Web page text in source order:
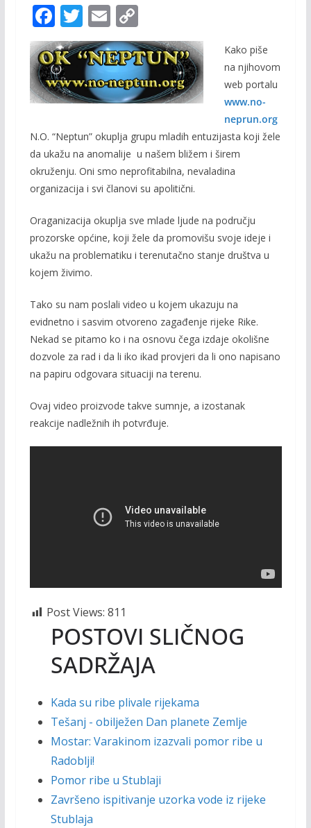
F
ac
e
b
o
o
k
T
w
itt
er
E
m
ai
l
C
o
p
y
Li
n
k
Kako piše
na njihovom
web portalu
www.no-
neprun.org
N.O. “Neptun” okuplja grupu mladih entuzijasta koji žele
da ukažu na anomalije u našem bližem i širem
okruženju. Oni smo neprofitabilna, nevaladina
organizacija i svi članovi su apolitični.
Oraganizacija okuplja sve mlade ljude na području
prozorske općine, koji žele da promovišu svoje ideje i
ukažu na problematiku i terenutačno stanje društva u
kojem živimo.
Tako su nam poslali video u kojem ukazuju na
evidnetno i sasvim otvoreno zagađenje rijeke Rike.
Nekad se pitamo ko i na osnovu čega izdaje okolišne
dozvole za rad i da li iko ikad provjeri da li ono napisano
na papiru odgovara situaciji na terenu.
Ovaj video proizvode takve sumnje, a izostanak
reakcije nadležnih ih potvrđuje.
Post Views: 811
POSTOVI SLIČNOG
SADRŽAJA
Kada su ribe plivale rijekama
Tešanj - obilježen Dan planete Zemlje
Mostar: Varakinom izazvali pomor ribe u
Radoblji!
Pomor ribe u Stublaji
Završeno ispitivanje uzorka vode iz rijeke
Stublaja